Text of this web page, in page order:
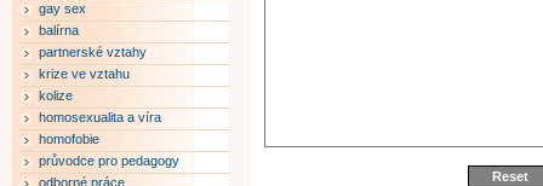
gay sex
balírna
partnerské vztahy
krize ve vztahu
kolize
homosexualita a víra
homofobie
průvodce pro pedagogy
odborné práce